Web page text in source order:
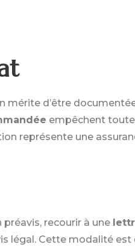
mérite d’être
empêchent
représente une
recourir à une
légal. Cette modalité est